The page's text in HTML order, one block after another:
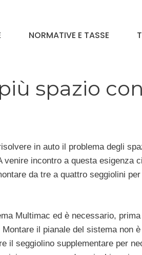
NORMATIVE E TASSE
spazio con
in auto il problema degli
incontro a questa esigenza ci
da tre a quattro seggiolini per
Multimac ed è necessario, prima
il pianale del sistema non è
il seggiolino supplementare per